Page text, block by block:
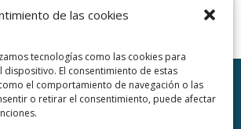
de las cookies
tecnologías como las cookies para
El consentimiento de estas
el comportamiento de navegación o las
o retirar el consentimiento, puede afectar